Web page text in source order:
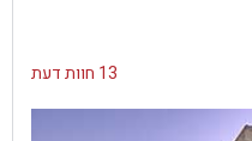
13 חוות דעת